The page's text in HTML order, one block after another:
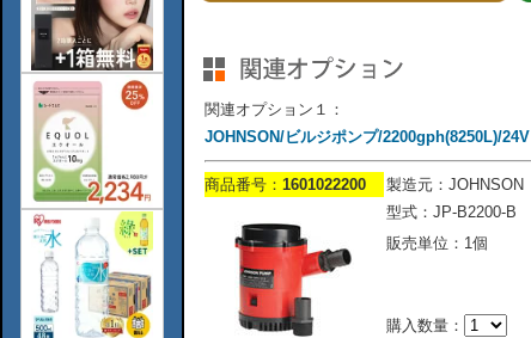
関連オプション１：
JOHNSON/ビルジポンプ/2200gph(8250L)/24V
商品番号： 1601022200 製造元：JOHNSON
型式：JP-B2200-B
販売単位：1個
購入数量：